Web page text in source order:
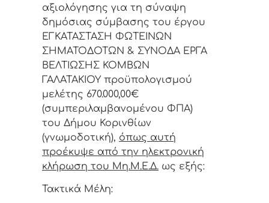
αξιολόγησης για τη σύναψη
δημόσιας σύμβασης του έργου
ΕΓΚΑΤΑΣΤΑΣΗ ΦΩΤΕΙΝΩΝ
ΣΗΜΑΤΟΔΟΤΩΝ & ΣΥΝΟΔΑ ΕΡΓΑ
ΒΕΛΤΙΩΣΗΣ ΚΟΜΒΩΝ
ΓΑΛΑΤΑΚΙΟΥ προϋπολογισμού
μελέτης 670.000,00€
(συμπεριλαμβανομένου ΦΠΑ)
του Δήμου Κορινθίων
(γνωμοδοτική), όπως αυτή
προέκυψε από την ηλεκτρονική
κλήρωση του Μη.Μ.Ε.Δ. ως εξής:
Τακτικά Μέλη: